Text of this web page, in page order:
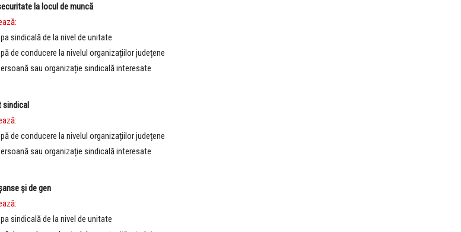
la locul de muncă
sindicală de la nivel de unitate
de conducere la nivelul organizațiilor județene
sau organizație sindicală interesate
sindical
de conducere la nivelul organizațiilor județene
sau organizație sindicală interesate
și de gen
sindicală de la nivel de unitate